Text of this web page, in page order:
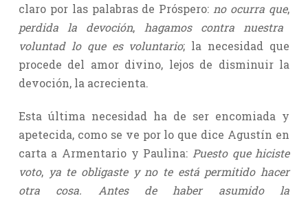
claro por las palabras de Próspero: no ocurra que,
perdida la devoción, hagamos contra nuestra
voluntad lo que es voluntario; la necesidad que
procede del amor divino, lejos de disminuir la
devoción, la acrecienta.
Esta última necesidad ha de ser encomiada y
apetecida, como se ve por lo que dice Agustín en
carta a Armentario y Paulina: Puesto que hiciste
voto,ya te obligaste y no te está permitido hacer
otra cosa. Antes de haber asumido la